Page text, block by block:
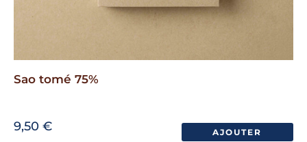
Sao tomé 75%
9,50 € AJOUTER